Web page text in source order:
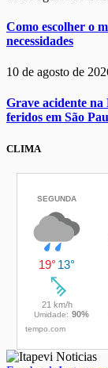
Como escolher o
necessidades
10 de agosto de
Grave acidente
feridos em São
CLIMA